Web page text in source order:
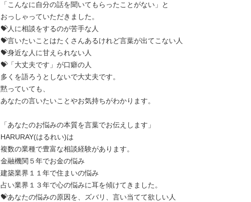
「こんなに自分の話を聞いてもらったことがない」と
おっしゃっていただきました。
💝人に相談をするのが苦手な人
💝言いたいことはたくさんあるけれど言葉が出てこない人
💝身近な人に甘えられない人
💝「大丈夫です」が口癖の人
多くを語ろうとしないで大丈夫です。
黙っていても、
あなたの言いたいことやお気持ちがわかります。
「あなたのお悩みの本質を言葉でお伝えします」
HARURAY(はるれい)は
複数の業種で豊富な相談経験があります。
金融機関５年でお金の悩み
建築業界１１年で住まいの悩み
占い業界１３年で心の悩みに耳を傾けてきました。
💝あなたの悩みの原因を、ズバリ、言い当てて欲しい人